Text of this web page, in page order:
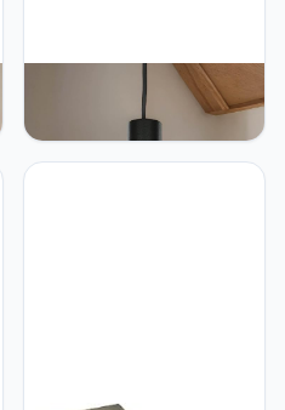
Licht-Erlebnisse Licht-
Erlebnisse Hanglamp
Verlichting Lampen metaal
smal Ø 4 cm H: max. 130